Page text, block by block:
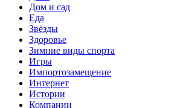
Дом и сад
Еда
Звёзды
Здоровье
Зимние виды спорта
Игры
Импортозамещение
Интернет
Истории
Компании